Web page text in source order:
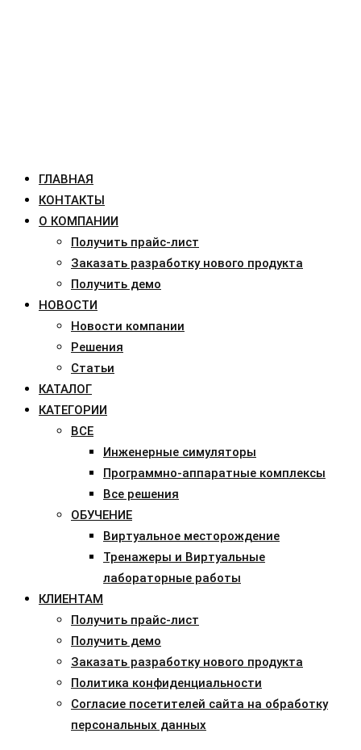
ГЛАВНАЯ
КОНТАКТЫ
О КОМПАНИИ
Получить прайс-лист
Заказать разработку нового продукта
Получить демо
НОВОСТИ
Новости компании
Решения
Статьи
КАТАЛОГ
КАТЕГОРИИ
ВСЕ
Инженерные симуляторы
Программно-аппаратные комплексы
Все решения
ОБУЧЕНИЕ
Виртуальное месторождение
Тренажеры и Виртуальные
лабораторные работы
КЛИЕНТАМ
Получить прайс-лист
Получить демо
Заказать разработку нового продукта
Политика конфиденциальности
Согласие посетителей сайта на обработку
персональных данных